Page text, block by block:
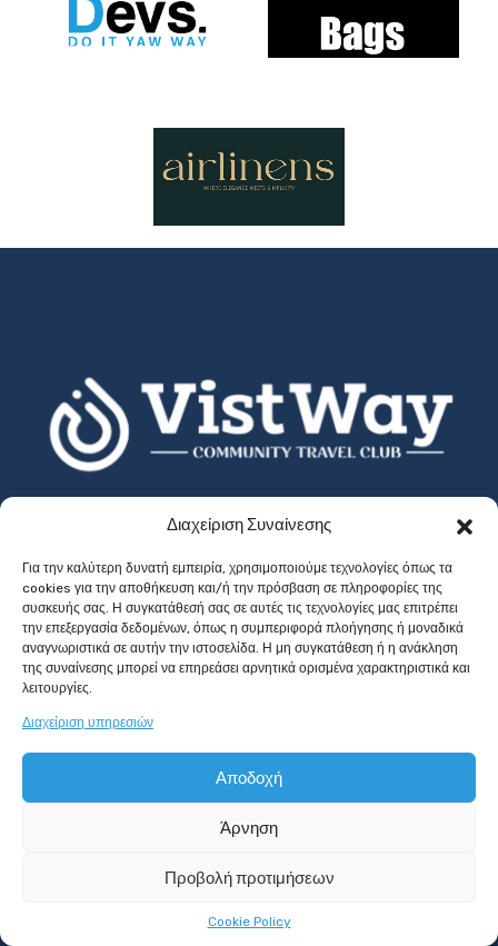
Διαχείριση Συναίνεσης
Για την καλύτερη δυνατή εμπειρία, χρησιμοποιούμε τεχνολογίες όπως τα
cookies για την αποθήκευση και/ή την πρόσβαση σε πληροφορίες της
συσκευής σας. Η συγκατάθεσή σας σε αυτές τις τεχνολογίες μας επιτρέπει
την επεξεργασία δεδομένων, όπως η συμπεριφορά πλοήγησης ή μοναδικά
αναγνωριστικά σε αυτήν την ιστοσελίδα. Η μη συγκατάθεση ή η ανάκληση
της συναίνεσης μπορεί να επηρεάσει αρνητικά ορισμένα χαρακτηριστικά και
λειτουργίες.
Διαχείριση υπηρεσιών
Αποδοχή
Άρνηση
Προβολή προτιμήσεων
Cookie Policy
"VistWay: Ο καλύτερος τρόπος για απευθείας κρατήσεις που
Επικοινωνήστε μαζί μας.